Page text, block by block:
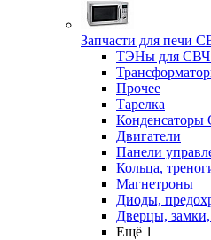
Запчасти для печи
ТЭНы для СВЧ
Прочее
Тарелка
Конденсаторы
Двигатели
Панели
Кольца,
Магнетроны
Диоды,
Дверцы,
Ещё 1